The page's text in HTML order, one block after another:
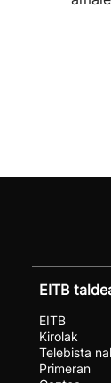
EITB
EITB
Kirolak
Telebista
Primeran